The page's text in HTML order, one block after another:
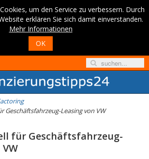
um den Service zu verbessern. Durch
erklären Sie sich damit einverstanden.
Mehr Informationen
OK
Geschäftsfahrzeug-Leasing von VW
für Geschäftsfahrzeug-